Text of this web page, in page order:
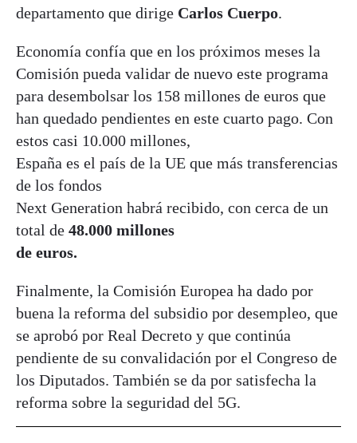
departamento que dirige Carlos Cuerpo.
Economía confía que en los próximos meses la
Comisión pueda validar de nuevo este programa
para desembolsar los 158 millones de euros que
han quedado pendientes en este cuarto pago. Con
estos casi 10.000 millones,
España es el país de la UE que más transferencias
de los fondos
Next Generation habrá recibido, con cerca de un
total de 48.000 millones
de euros.
Finalmente, la Comisión Europea ha dado por
buena la reforma del subsidio por desempleo, que
se aprobó por Real Decreto y que continúa
pendiente de su convalidación por el Congreso de
los Diputados. También se da por satisfecha la
reforma sobre la seguridad del 5G.